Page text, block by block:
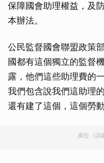
保障國會助理權益，及
本辦法。
公民監督國會聯盟政策
國都有這個獨立的監督
露，他們這些助理費的
我們包含說我們這助理
還有建了這個，這個勞
廣告（請